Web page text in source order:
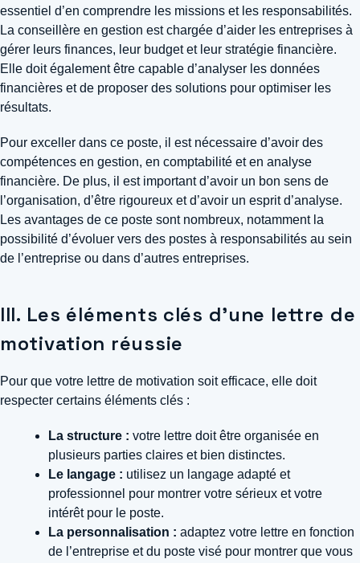
essentiel d’en comprendre les missions et les responsabilités.
La conseillère en gestion est chargée d’aider les entreprises à
gérer leurs finances, leur budget et leur stratégie financière.
Elle doit également être capable d’analyser les données
financières et de proposer des solutions pour optimiser les
résultats.
Pour exceller dans ce poste, il est nécessaire d’avoir des
compétences en gestion, en comptabilité et en analyse
financière. De plus, il est important d’avoir un bon sens de
l’organisation, d’être rigoureux et d’avoir un esprit d’analyse.
Les avantages de ce poste sont nombreux, notamment la
possibilité d’évoluer vers des postes à responsabilités au sein
de l’entreprise ou dans d’autres entreprises.
III. Les éléments clés d’une lettre de
motivation réussie
Pour que votre lettre de motivation soit efficace, elle doit
respecter certains éléments clés :
La structure : votre lettre doit être organisée en
plusieurs parties claires et bien distinctes.
Le langage : utilisez un langage adapté et
professionnel pour montrer votre sérieux et votre
intérêt pour le poste.
La personnalisation : adaptez votre lettre en fonction
de l’entreprise et du poste visé pour montrer que vous